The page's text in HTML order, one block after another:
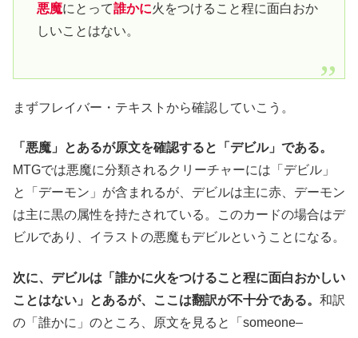
悪魔にとって誰かに火をつけること程に面白おか
しいことはない。
まずフレイバー・テキストから確認していこう。
「悪魔」とあるが原文を確認すると「デビル」である。
MTGでは悪魔に分類されるクリーチャーには「デビル」
と「デーモン」が含まれるが、デビルは主に赤、デーモン
は主に黒の属性を持たされている。このカードの場合はデ
ビルであり、イラストの悪魔もデビルということになる。
次に、デビルは「誰かに火をつけること程に面白おかしい
ことはない」とあるが、ここは翻訳が不十分である。 和訳
の「誰かに」のところ、原文を見ると「someone–